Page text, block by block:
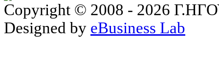
Copyright © 2008 - 2026
Designed by eBusiness Lab